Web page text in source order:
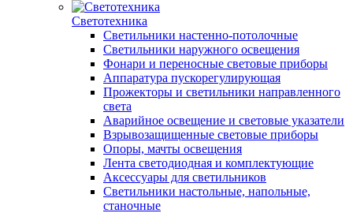
Светотехника
Светильники настенно-потолочные
Светильники наружного освещения
Фонари и переносные световые приборы
Аппаратура пускорегулирующая
Прожекторы и светильники направленного
света
Аварийное освещение и световые указатели
Взрывозащищенные световые приборы
Опоры, мачты освещения
Лента светодиодная и комплектующие
Аксессуары для светильников
Светильники настольные, напольные,
станочные